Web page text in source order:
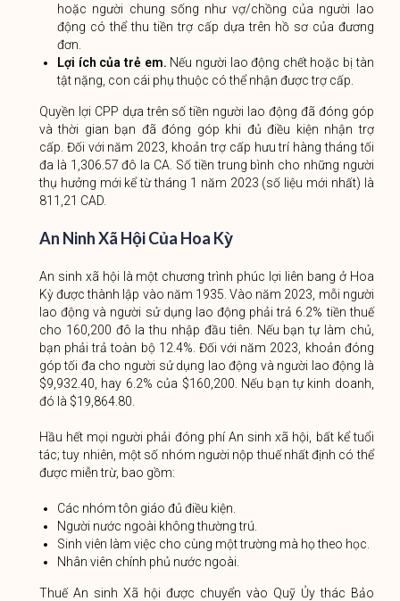
hoặc người chung sống như vợ/chồng của người lao
động có thể thu tiền trợ cấp dựa trên hồ sơ của đương
đơn.
Lợi ích của trẻ em. Nếu người lao động chết hoặc bị tàn
tật nặng, con cái phụ thuộc có thể nhận được trợ cấp.
Quyền lợi CPP dựa trên số tiền người lao động đã đóng góp
và thời gian bạn đã đóng góp khi đủ điều kiện nhận trợ
cấp. Đối với năm 2023, khoản trợ cấp hưu trí hàng tháng tối
đa là 1,306.57 đô la CA. Số tiền trung bình cho những người
thụ hưởng mới kể từ tháng 1 năm 2023 (số liệu mới nhất) là
811,21 CAD.
An Ninh Xã Hội Của Hoa Kỳ
An sinh xã hội là một chương trình phúc lợi liên bang ở Hoa
Kỳ được thành lập vào năm 1935. Vào năm 2023, mỗi người
lao động và người sử dụng lao động phải trả 6.2% tiền thuế
cho 160,200 đô la thu nhập đầu tiên. Nếu bạn tự làm chủ,
bạn phải trả toàn bộ 12.4%. Đối với năm 2023, khoản đóng
góp tối đa cho người sử dụng lao động và người lao động là
$9,932.40, hay 6.2% của $160,200. Nếu bạn tự kinh doanh,
đó là $19,864.80.
Hầu hết mọi người phải đóng phí An sinh xã hội, bất kể tuổi
tác; tuy nhiên, một số nhóm người nộp thuế nhất định có thể
được miễn trừ, bao gồm:
Các nhóm tôn giáo đủ điều kiện.
Người nước ngoài không thường trú.
Sinh viên làm việc cho cùng một trường mà họ theo học.
Nhân viên chính phủ nước ngoài.
Thuế An sinh Xã hội được chuyển vào Quỹ Ủy thác Bảo